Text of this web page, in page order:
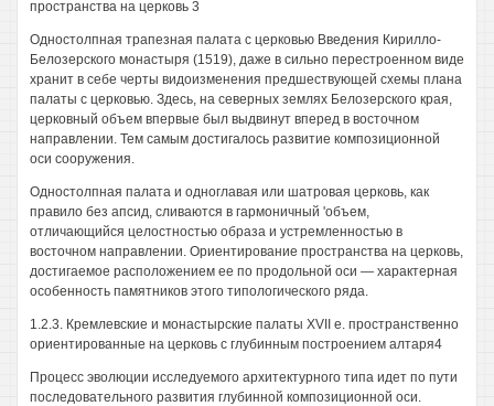
пространства на церковь 3
Одностолпная трапезная палата с церковью Введения Кирилло-
Белозерского монастыря (1519), даже в сильно перестроенном виде
хранит в себе черты видоизменения предшествующей схемы плана
палаты с церковью. Здесь, на северных землях Белозерского края,
церковный объем впервые был выдвинут вперед в восточном
направлении. Тем самым достигалось развитие композиционной
оси сооружения.
Одностолпная палата и одноглавая или шатровая церковь, как
правило без апсид, сливаются в гармоничный 'объем,
отличающийся целостностью образа и устремленностью в
восточном направлении. Ориентирование пространства на церковь,
достигаемое расположением ее по продольной оси — характерная
особенность памятников этого типологического ряда.
1.2.3. Кремлевские и монастырские палаты XVII е. пространственно
ориентированные на церковь с глубинным построением алтаря4
Процесс эволюции исследуемого архитектурного типа идет по пути
последовательного развития глубинной композиционной оси.